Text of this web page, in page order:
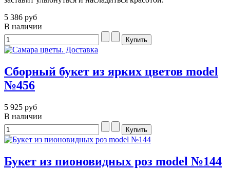
5 386 руб
В наличии
Сборный букет из ярких цветов model
№456
5 925 руб
В наличии
Букет из пионовидных роз model №144